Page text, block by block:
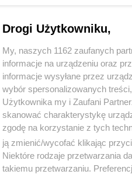
Drogi Użytkowniku,
My, naszych 1162 zaufanych
informacje na urządzeniu oraz
informacje wysyłane przez
wybór spersonalizowanych
Użytkownika my i Zaufani
skanować charakterystykę
zgodę na korzystanie z tych
ją zmienić/wycofać klikając
Niektóre rodzaje przetwarzania
takiemu przetwarzaniu.